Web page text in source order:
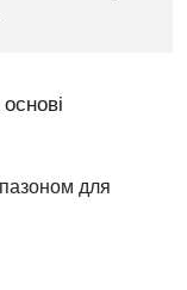
для